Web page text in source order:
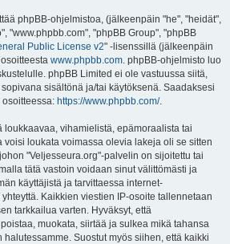
phpBB-ohjelmistoa, (jälkeenpäin "he", "heidät",
"www.phpbb.com", "phpBB Group", "phpBB
Public License v2" -lisenssillä (jälkeenpäin
www.phpbb.com. phpBB-ohjelmisto luo
phpBB Limited ei ole vastuussa siitä,
sisältönä ja/tai käytöksenä. Saadaksesi
osoitteessa: https://www.phpbb.com/.
loukkaavaa, vihamielistä, epämoraalista tai
voisi loukata voimassa olevia lakeja oli se sitten
"Veljesseura.org"-palvelin on sijoitettu tai
tätä vastoin voidaan sinut välittömästi ja
käyttäjistä ja tarvittaessa internet-
Kaikkien viestien IP-osoite tallennetaan
tarkkailua varten. Hyväksyt, että
muokata, siirtää ja sulkea mikä tahansa
halutessamme. Suostut myös siihen, että kaikki